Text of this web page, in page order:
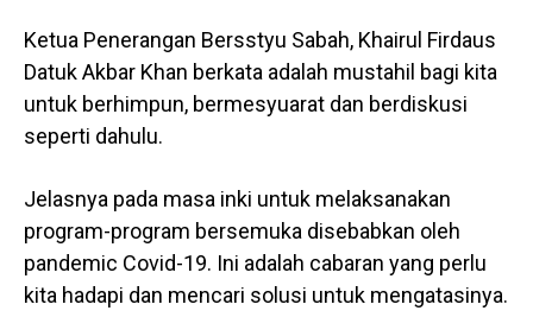
Ketua Penerangan Bersstyu Sabah, Khairul Firdaus
Datuk Akbar Khan berkata adalah mustahil bagi kita
untuk berhimpun, bermesyuarat dan berdiskusi
seperti dahulu.
Jelasnya pada masa inki untuk melaksanakan
program-program bersemuka disebabkan oleh
pandemic Covid-19. Ini adalah cabaran yang perlu
kita hadapi dan mencari solusi untuk mengatasinya.